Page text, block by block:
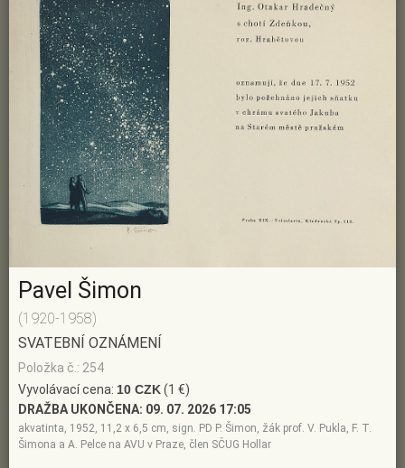
Pavel Šimon
(1920-1958)
SVATEBNÍ OZNÁMENÍ
Položka č.: 254
Vyvolávací cena: 10 CZK(1 €)
DRAŽBA UKONČENA: 09. 07. 2026 17:05
akvatinta, 1952, 11,2 x 6,5 cm, sign. PD P. Šimon, žák prof. V. Pukla, F. T.
Šimona a A. Pelce na AVU v Praze, člen SČUG Hollar